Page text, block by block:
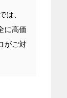
は、
に高価
がご対